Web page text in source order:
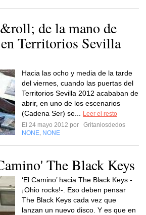
de la mano de
Territorios Sevilla
Hacia las ocho y media de la tarde
del viernes, cuando las puertas del
Territorios Sevilla 2012 acababan de
abrir, en uno de los escenarios
(Cadena Ser) se...
Leer el resto
El 24 mayo 2012 por
Gritanlosdedos
NONE NONE
The Black Keys
‘El Camino’ hacia The Black Keys -
¡Ohio rocks!-. Eso deben pensar
The Black Keys cada vez que
lanzan un nuevo disco. Y es que en